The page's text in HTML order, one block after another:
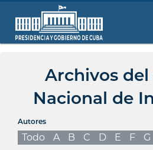
Archivos del
Nacional de
Autores
Todo A B C D E F G